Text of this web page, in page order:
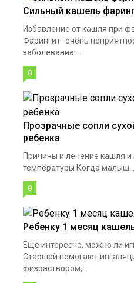
Сильный кашель
Избавление от кашля при
Фарингит -очень
заболевание....
0
Прозрачные сопли
ребенка
Причины и лечение кашля и
температуры Когда малыш...
0
Ребенку 1 месяц
Еще интересно, можно ли
Старшей помогают
физраствором,...